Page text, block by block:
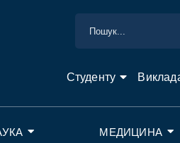
Студенту
МЕДИЦИНА